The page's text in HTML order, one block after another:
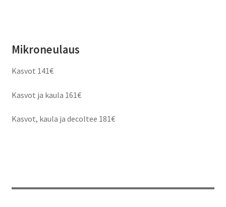
Mikroneulaus
Kasvot 141€
Kasvot ja kaula 161€
Kasvot, kaula ja decoltee 181€